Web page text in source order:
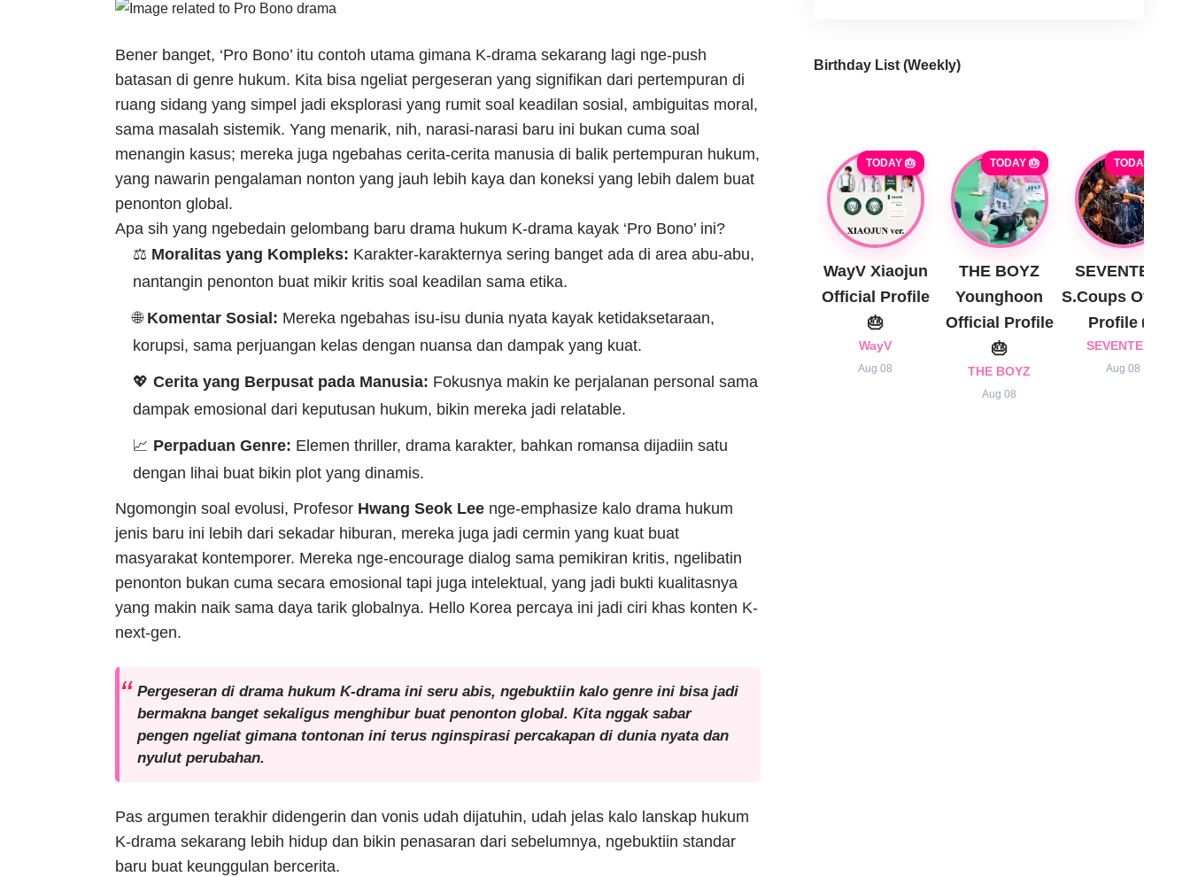
Bener banget, ‘Pro Bono’ itu contoh utama gimana K-drama sekarang lagi nge-push
batasan di genre hukum. Kita bisa ngeliat pergeseran yang signifikan dari pertempuran di
ruang sidang yang simpel jadi eksplorasi yang rumit soal keadilan sosial, ambiguitas moral,
sama masalah sistemik. Yang menarik, nih, narasi-narasi baru ini bukan cuma soal
menangin kasus; mereka juga ngebahas cerita-cerita manusia di balik pertempuran hukum,
yang nawarin pengalaman nonton yang jauh lebih kaya dan koneksi yang lebih dalem buat
penonton global.
Apa sih yang ngebedain gelombang baru drama hukum K-drama kayak ‘Pro Bono’ ini?
⚖️ Moralitas yang Kompleks: Karakter-karakternya sering banget ada di area abu-abu,
nantangin penonton buat mikir kritis soal keadilan sama etika.
🌐 Komentar Sosial: Mereka ngebahas isu-isu dunia nyata kayak ketidaksetaraan,
korupsi, sama perjuangan kelas dengan nuansa dan dampak yang kuat.
💖 Cerita yang Berpusat pada Manusia: Fokusnya makin ke perjalanan personal sama
dampak emosional dari keputusan hukum, bikin mereka jadi relatable.
📈 Perpaduan Genre: Elemen thriller, drama karakter, bahkan romansa dijadiin satu
dengan lihai buat bikin plot yang dinamis.
Ngomongin soal evolusi, Profesor Hwang Seok Lee nge-emphasize kalo drama hukum
jenis baru ini lebih dari sekadar hiburan, mereka juga jadi cermin yang kuat buat
masyarakat kontemporer. Mereka nge-encourage dialog sama pemikiran kritis, ngelibatin
penonton bukan cuma secara emosional tapi juga intelektual, yang jadi bukti kualitasnya
yang makin naik sama daya tarik globalnya. Hello Korea percaya ini jadi ciri khas konten K-
next-gen.
Pergeseran di drama hukum K-drama ini seru abis, ngebuktiin kalo genre ini bisa jadi
bermakna banget sekaligus menghibur buat penonton global. Kita nggak sabar
pengen ngeliat gimana tontonan ini terus nginspirasi percakapan di dunia nyata dan
nyulut perubahan.
Pas argumen terakhir didengerin dan vonis udah dijatuhin, udah jelas kalo lanskap hukum
K-drama sekarang lebih hidup dan bikin penasaran dari sebelumnya, ngebuktiin standar
baru buat keunggulan bercerita.
Birthday List (Weekly)
TODAY 🎂
WayV Xiaojun
Official Profile
🎂
WayV
Aug 08
TODAY 🎂
THE BOYZ
Younghoon
Official Profile
🎂
THE BOYZ
Aug 08
TODAY 🎂
SEVENTEEN
S.Coups Official
Profile 🎂
SEVENTEEN
Aug 08